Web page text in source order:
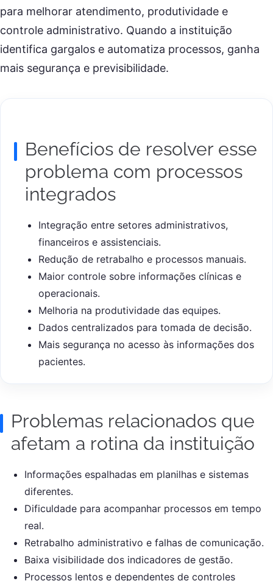
para melhorar atendimento, produtividade e
controle administrativo. Quando a instituição
identifica gargalos e automatiza processos, ganha
mais segurança e previsibilidade.
Benefícios de resolver esse
problema com processos
integrados
Integração entre setores administrativos,
financeiros e assistenciais.
Redução de retrabalho e processos manuais.
Maior controle sobre informações clínicas e
operacionais.
Melhoria na produtividade das equipes.
Dados centralizados para tomada de decisão.
Mais segurança no acesso às informações dos
pacientes.
Problemas relacionados que
afetam a rotina da instituição
Informações espalhadas em planilhas e sistemas
diferentes.
Dificuldade para acompanhar processos em tempo
real.
Retrabalho administrativo e falhas de comunicação.
Baixa visibilidade dos indicadores de gestão.
Processos lentos e dependentes de controles